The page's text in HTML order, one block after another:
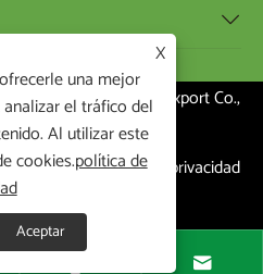

HOME Import and Export Co.,
reservados
| XML | política de privacidad

X
una mejor
el tráfico del
Al utilizar este
cookies.política de
Aceptar